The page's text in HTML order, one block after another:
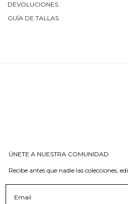
DEVOLUCIONES
GUÍA DE TALLAS
ÚNETE A NUESTRA COMUNIDAD
Recibe antes que nadie las colecciones,